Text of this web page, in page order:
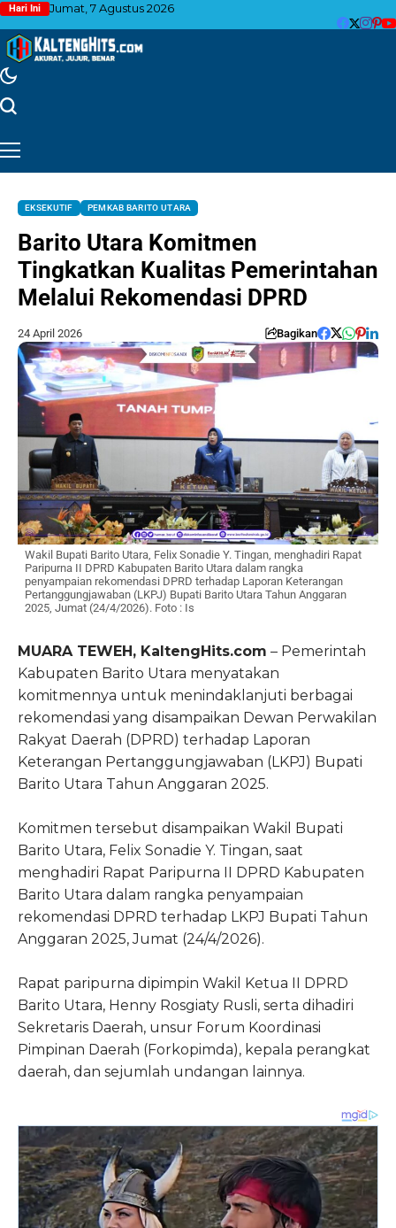
Hari Ini Jumat, 7 Agustus 2026
EKSEKUTIF PEMKAB BARITO UTARA
Barito Utara Komitmen
Tingkatkan Kualitas Pemerintahan
Melalui Rekomendasi DPRD
24 April 2026 Bagikan
Wakil Bupati Barito Utara, Felix Sonadie Y. Tingan, menghadiri Rapat
Paripurna II DPRD Kabupaten Barito Utara dalam rangka
penyampaian rekomendasi DPRD terhadap Laporan Keterangan
Pertanggungjawaban (LKPJ) Bupati Barito Utara Tahun Anggaran
2025, Jumat (24/4/2026). Foto : Is
MUARA TEWEH, KaltengHits.com – Pemerintah
Kabupaten Barito Utara menyatakan
komitmennya untuk menindaklanjuti berbagai
rekomendasi yang disampaikan Dewan Perwakilan
Rakyat Daerah (DPRD) terhadap Laporan
Keterangan Pertanggungjawaban (LKPJ) Bupati
Barito Utara Tahun Anggaran 2025.
Komitmen tersebut disampaikan Wakil Bupati
Barito Utara, Felix Sonadie Y. Tingan, saat
menghadiri Rapat Paripurna II DPRD Kabupaten
Barito Utara dalam rangka penyampaian
rekomendasi DPRD terhadap LKPJ Bupati Tahun
Anggaran 2025, Jumat (24/4/2026).
Rapat paripurna dipimpin Wakil Ketua II DPRD
Barito Utara, Henny Rosgiaty Rusli, serta dihadiri
Sekretaris Daerah, unsur Forum Koordinasi
Pimpinan Daerah (Forkopimda), kepala perangkat
daerah, dan sejumlah undangan lainnya.